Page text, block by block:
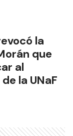
la
que
al
la UNaF